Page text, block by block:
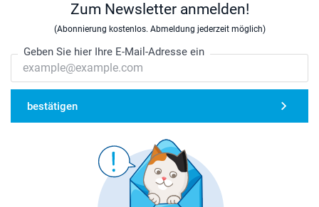
Zum Newsletter anmelden!
(Abonnierung kostenlos. Abmeldung jederzeit möglich)
Geben Sie hier Ihre E-Mail-Adresse ein
bestätigen